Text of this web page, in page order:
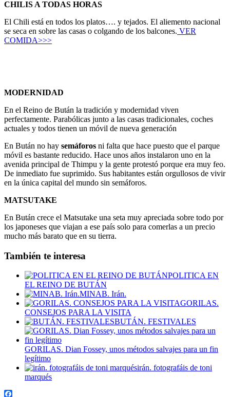
CHILIS A TODAS HORAS
El Chili está en todos los platos…. y tejados. El aliemento nacional
se seca en sobre las casas o colgando de los balcones. VER
COMIDA>>>
MODERNIDAD
En el Reino de Bután la tradición y modernidad viven
perfectamente. Parabólicas junto a las casas tradicionales, coches
actuales y todos tienen un móvil de nueva generación
En Bután no hay semáforos ni falta que hace puesto que el parque
móvil es bastante reducido. Hace unos años instalaron uno en la
avenida principal de Thimpu y la gente protestó porque era muy feo.
De inmediato fue suprimido. Sus habitantes están orgullosos de vivir
en la única capital del mundo sin semáforos.
MATSUTAKE
En Bután crece el Matsutake una seta muy apreciada sobre todo por
los japoneses que viajan a ese país solo para comerlas a un precio
mucho más barato que en su tierra.
También te interesa
POLITICA EN
EL REINO DE BUTÁN
MINAB. Irán.
GORILAS.
CONSEJOS PARA LA VISITA
BUTÁN. FESTIVALES
GORILAS. Dian Fossey, unos métodos salvajes para un fin
legítimo
irán. fotografáis de toni
marqués